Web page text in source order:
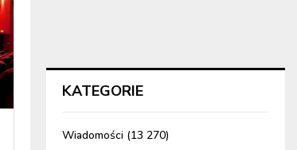
KATEGORIE
Wiadomości (13 270)